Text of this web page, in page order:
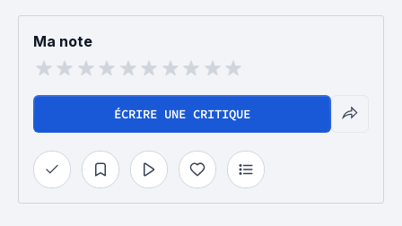
Ma note
ÉCRIRE UNE CRITIQUE